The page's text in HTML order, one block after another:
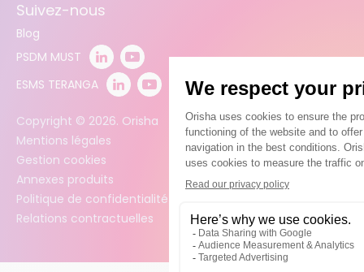
Suivez-nous
Blog
PSDM MUST
ESMS TERANGA
Copyright © 2026. Orisha
Mentions légales
Gestion cookies
Annexes produits
Politique de confidentialité des données
Relations contractuelles